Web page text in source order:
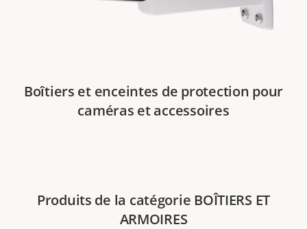
Boîtiers et enceintes de protection pour
caméras et accessoires
Produits de la catégorie BOÎTIERS ET
ARMOIRES